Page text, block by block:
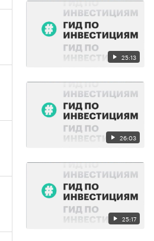
25:13
26:03
25:17